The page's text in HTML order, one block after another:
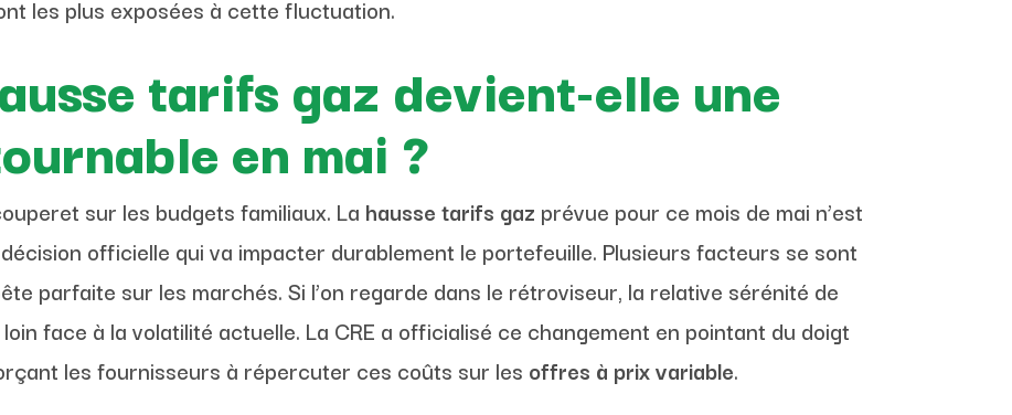
les plus exposées à cette fluctuation.
tarifs gaz devient-elle une
en mai ?
sur les budgets familiaux. La hausse tarifs gaz prévue pour ce mois de mai n’est
officielle qui va impacter durablement le portefeuille. Plusieurs facteurs se sont
parfaite sur les marchés. Si l’on regarde dans le rétroviseur, la relative sérénité de
face à la volatilité actuelle. La CRE a officialisé ce changement en pointant du doigt
les fournisseurs à répercuter ces coûts sur les offres à prix variable.